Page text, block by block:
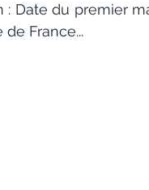
Date du premier
France...